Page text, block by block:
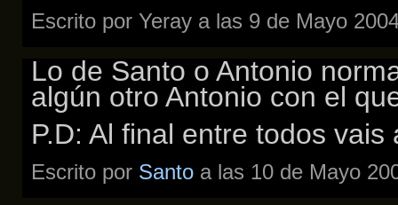
Escrito por Yeray a las 9 de Mayo
Lo de Santo o Antonio
algún otro Antonio con el
P.D: Al final entre todos
Escrito por Santo a las 10 de Mayo